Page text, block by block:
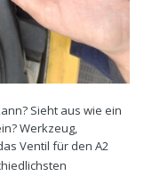
Sieht aus wie ein
Werkzeug,
Ventil für den A2